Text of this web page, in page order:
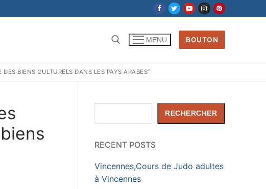
MENU BOUTON
BIENS CULTURELS DANS LES PAYS ARABES”
RECHERCHER
RECENT POSTS
Vincennes,Cours de Judo adultes
à Vincennes